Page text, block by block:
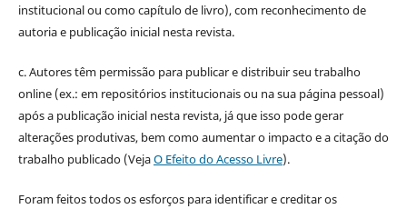
institucional ou como capítulo de livro), com reconhecimento de
autoria e publicação inicial nesta revista.
c. Autores têm permissão para publicar e distribuir seu trabalho
online (ex.: em repositórios institucionais ou na sua página pessoal)
após a publicação inicial nesta revista, já que isso pode gerar
alterações produtivas, bem como aumentar o impacto e a citação do
trabalho publicado (VejaO Efeito do Acesso Livre).
Foram feitos todos os esforços para identificar e creditar os